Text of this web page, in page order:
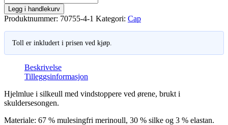
-
Jade
antall
Legg i handlekurv
Produktnummer: 70755-4-1 Kategori: Cap
Toll er inkludert i prisen ved kjøp.
Beskrivelse
Tilleggsinformasjon
Hjelmlue i silkeull med vindstoppere ved ørene, brukt i
skuldersesongen.
Materiale: 67 % mulesingfri merinoull, 30 % silke og 3 % elastan.